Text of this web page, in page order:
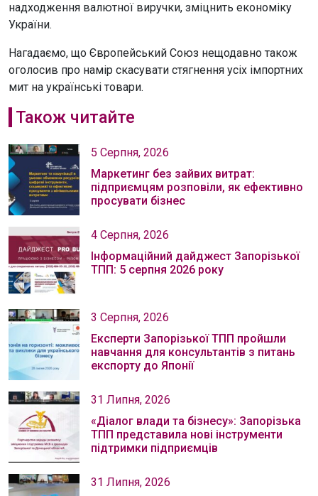
надходження валютної виручки, зміцнить економіку
України.
Нагадаємо, що Європейський Союз нещодавно також
оголосив про намір скасувати стягнення усіх імпортних
мит на українські товари.
Також читайте
5 Серпня, 2026
Маркетинг без зайвих витрат:
підприємцям розповіли, як ефективно
просувати бізнес
4 Серпня, 2026
Інформаційний дайджест Запорізької
ТПП: 5 серпня 2026 року
3 Серпня, 2026
Експерти Запорізької ТПП пройшли
навчання для консультантів з питань
експорту до Японії
31 Липня, 2026
«Діалог влади та бізнесу»: Запорізька
ТПП представила нові інструменти
підтримки підприємців
31 Липня, 2026